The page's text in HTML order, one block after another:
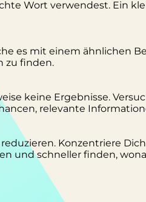
Wort verwendest. Ein
es mit einem ähnlichen
zu finden.
keine Ergebnisse.
relevante
Konzentriere
und schneller finden,